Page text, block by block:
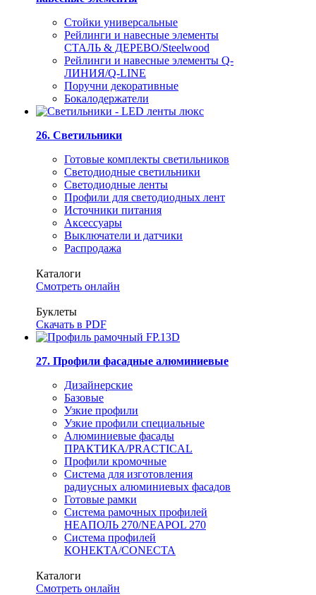
Стойки универсальные
Рейлинги и навесные элементы
СТАЛЬ & ДЕРЕВО/Steelwood
Рейлинги и навесные элементы Q-
ЛИНИЯ/Q-LINE
Поручни декоративные
Бокалодержатели
26. Светильники
Готовые комплекты светильников
Светодиодные светильники
Светодиодные ленты
Профили для светодиодных лент
Источники питания
Аксессуары
Выключатели и датчики
Распродажа
Каталоги
Смотреть онлайн
Буклеты
Скачать в PDF
27. Профили фасадные алюминиевые
Дизайнерские
Базовые
Узкие профили
Узкие профили специальные
Алюминиевые фасады
ПРАКТИКА/PRACTICAL
Профили кромочные
Система для изготовления
радиусных алюминиевых фасадов
Готовые рамки
Система рамочных профилей
НЕАПОЛЬ 270/NEAPOL 270
Система профилей
КОНЕКТА/CONECTA
Каталоги
Смотреть онлайн